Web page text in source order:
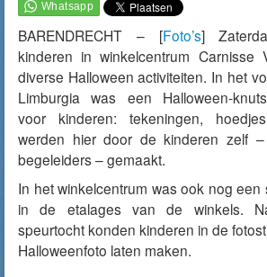
BARENDRECHT – [Foto’s]
kinderen in winkelcentrum Carnisse
diverse Halloween activiteiten. In het
Limburgia was een Halloween-
voor kinderen: tekeningen,
werden hier door de kinderen zelf
begeleiders – gemaakt.
In het winkelcentrum was ook nog een
in de etalages van de winkels.
speurtocht konden kinderen in de
Halloweenfoto laten maken.